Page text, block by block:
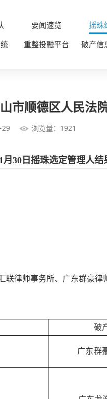
要闻速览 摇珠
重整投融平台 破产信
市顺德区人民法
29 浏览量：1921
月30日摇珠选定管理人结
联律师事务所、广东群豪
破
广东群